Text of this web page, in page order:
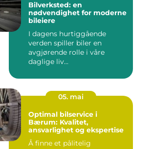
Bilverksted: en
nødvendighet for moderne
bileiere
I dagens hurtiggående
verden spiller biler en
avgjørende rolle i våre
daglige liv...
05. mai
Optimal bilservice i
Bærum: Kvalitet,
ansvarlighet og ekspertise
Å finne et pålitelig